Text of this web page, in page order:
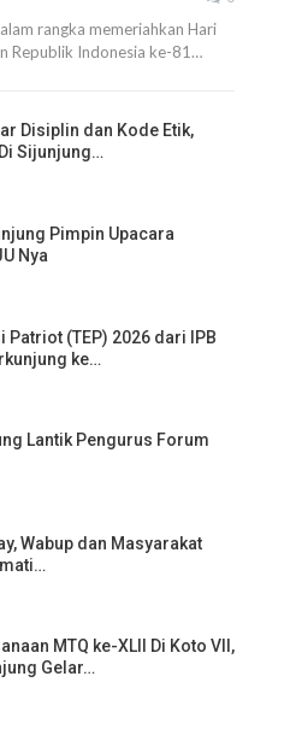
rangka memeriahkan Hari
Republik Indonesia ke-81…
Disiplin dan Kode Etik,
Sijunjung…
Pimpin Upacara
Nya
Patriot (TEP) 2026 dari IPB
ke…
Lantik Pengurus Forum
Wabup dan Masyarakat
MTQ ke-XLII Di Koto VII,
Gelar…